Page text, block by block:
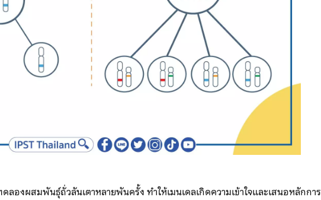
ลองผสมพันธุ์ถั่วลันเตาหลายพันครั้ง ทำให้เมนเดลเกิดความเข้าใจและเสนอหลักการ